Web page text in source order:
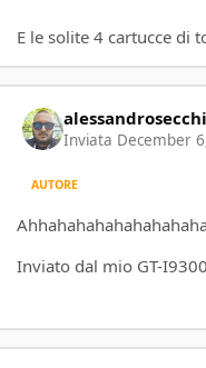
E le solite 4 cartucce di
alessandrosecchi
Inviata December
AUTORE
Inviato dal mio GT-